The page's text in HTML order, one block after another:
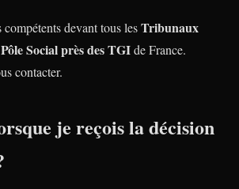
devant tous lesTribunaux
Pôle Social près des TGIde France.
contacter.
je reçois la décision